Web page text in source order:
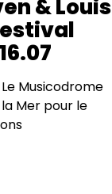
& Louis
Musicodrome
Mer pour le